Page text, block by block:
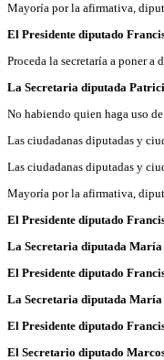
Mayoría por la afirmativa,
El Presidente diputado
Proceda la secretaría a poner a
La Secretaria diputada
No habiendo quien haga uso
Las ciudadanas diputadas y
Las ciudadanas diputadas y
Mayoría por la afirmativa,
El Presidente diputado
La Secretaria diputada María
El Presidente diputado
La Secretaria diputada María
El Presidente diputado
El Secretario diputado